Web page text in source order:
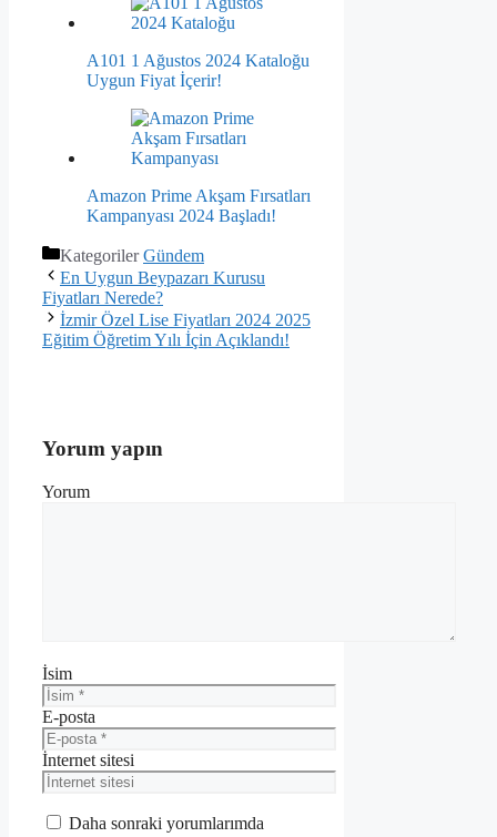
A101 1 Ağustos 2024 Kataloğu
Uygun Fiyat İçerir!
Amazon Prime Akşam Fırsatları
Kampanyası 2024 Başladı!
KategorilerGündem
En Uygun Beypazarı Kurusu
Fiyatları Nerede?
İzmir Özel Lise Fiyatları 2024 2025
Eğitim Öğretim Yılı İçin Açıklandı!
Yorum yapın
Yorum
İsim
E-posta
İnternet sitesi
Daha sonraki yorumlarımda